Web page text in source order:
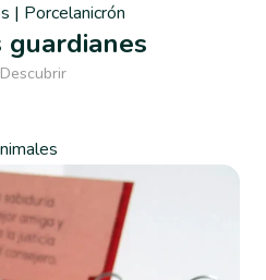
| Porcelanicrón
Descubrir